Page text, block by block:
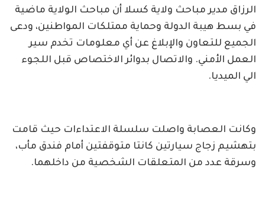
الرزاق مدير مباحث ولاية كسلا أن مباحث الولاية ماضية
في بسط هيبة الدولة وحماية ممتلكات المواطنين، ودعى
الجميع للتعاون والإبلاغ عن أي معلومات تخدم سير
العمل الأمني. والاتصال بدوائر الاختصاص قبل اللجوء
الي الميديا.
وكانت العصابة واصلت سلسلة الاعتداءات حيث قامت
بتهشيم زجاج سيارتين كانتا متوقفتين أمام فندق مأب،
وسرقة عدد من المتعلقات الشخصية من داخلهما.